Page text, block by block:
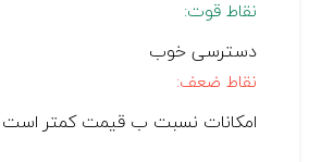
نقاط قوت:
دسترسی خوب
نقاط ضعف:
امکانات نسبت ب قیمت کمتر است